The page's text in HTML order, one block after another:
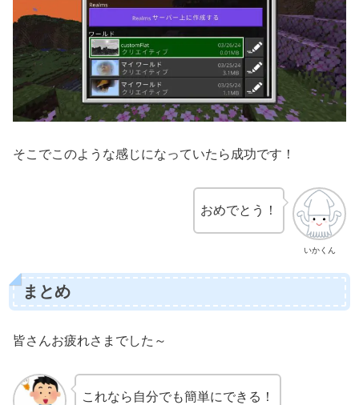
そこでこのような感じになっていたら成功です！
いかくん
おめでとう！
まとめ
皆さんお疲れさまでした～
これなら自分でも簡単にできる！